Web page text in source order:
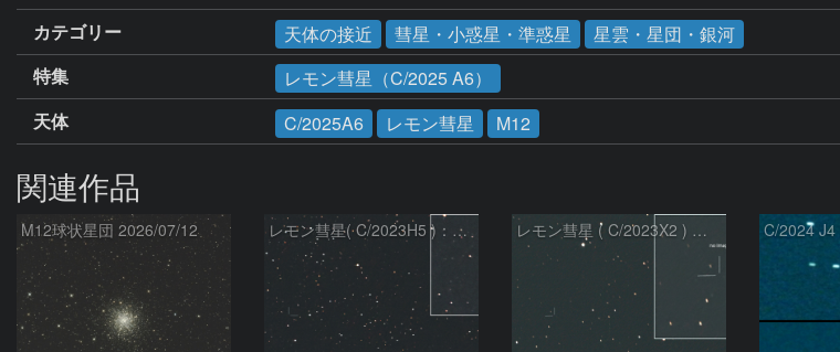
カテゴリー
天体の接近 彗星・小惑星・準惑星
星雲・星団・銀河
特集
レモン彗星（C/2025 A6）
天体
C/2025A6 レモン彗星 M12
関連作品
M12球状星団 2026/07/12 レモン彗星( C/2023H5 )：2026/05/20 レモン彗星 ( C/2023X2 ) の予報位置：2026/05/29 C/2024